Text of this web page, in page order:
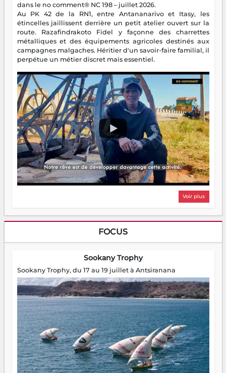
dans le no comment® NC 198 – juillet 2026.
Au PK 42 de la RN1, entre Antananarivo et Itasy, les
étincelles jaillissent derrière un petit atelier ouvert sur la
route. Razafindrakoto Fidel y façonne des charrettes
métalliques et des équipements agricoles destinés aux
campagnes malgaches. Héritier d'un savoir-faire familial, il
perpétue un métier discret mais essentiel.
Voir plus
FOCUS
Sookany Trophy
Sookany Trophy, du 17 au 19 juillet à Antsiranana